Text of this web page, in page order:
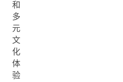
和
多
元
文
化
体
验